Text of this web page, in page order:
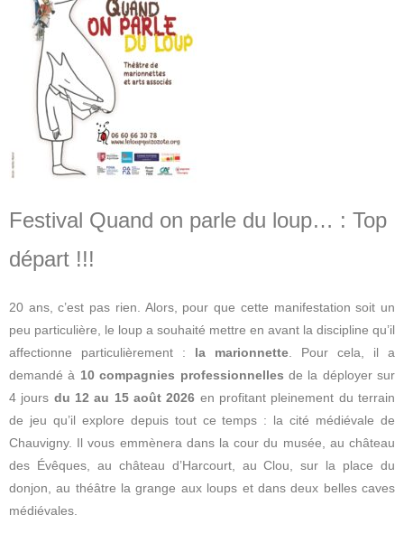
Festival Quand on parle du loup… : Top
départ !!!
20 ans, c’est pas rien. Alors, pour que cette manifestation soit un
peu particulière, le loup a souhaité mettre en avant la discipline qu’il
affectionne particulièrement : la marionnette . Pour cela, il a
demandé à 10 compagnies professionnelles de la déployer sur
4 jours du 12 au 15 août 2026 en profitant pleinement du terrain
de jeu qu’il explore depuis tout ce temps : la cité médiévale de
Chauvigny. Il vous emmènera dans la cour du musée, au château
des Évêques, au château d’Harcourt, au Clou, sur la place du
donjon, au théâtre la grange aux loups et dans deux belles caves
médiévales.